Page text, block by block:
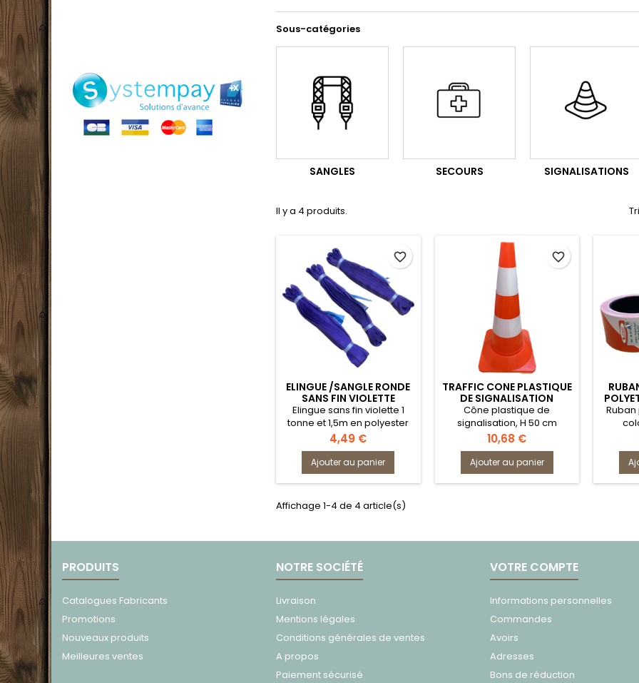
Sous-catégories
SANGLES SECOURS SIGNALISATIONS
Il y a 4 produits.
ELINGUE /SANGLE RONDE
SANS FIN VIOLETTE
POLYESTER 1,5M
Elingue sans fin violette 1
tonne et 1,5m en polyester
Prix
4,49 €
Ajouter au panier
favorite_border
TRAFFIC CONE PLASTIQUE
DE SIGNALISATION
Cône plastique de
signalisation, H 50 cm
Prix
10,68 €
Ajouter au panier
favorite_border
Affichage 1-4 de 4 article(s)
PRODUITS
Catalogues Fabricants
Promotions
Nouveaux produits
Meilleures ventes
NOTRE SOCIÉTÉ
Livraison
Mentions légales
Conditions générales de ventes
A propos
Paiement sécurisé
VOTRE COMPTE
Informations personnelles
Commandes
Avoirs
Adresses
Bons de réduction